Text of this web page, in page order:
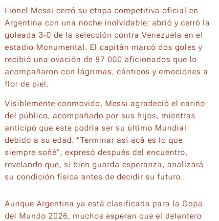
Lionel Messi cerró su etapa competitiva oficial en
Argentina con una noche inolvidable: abrió y cerró la
goleada 3-0 de la selección contra Venezuela en el
estadio Monumental. El capitán marcó dos goles y
recibió una ovación de 87 000 aficionados que lo
acompañaron con lágrimas, cánticos y emociones a
flor de piel.
Visiblemente conmovido, Messi agradeció el cariño
del público, acompañado por sus hijos, mientras
anticipó que este podría ser su último Mundial
debido a su edad. "Terminar así acá es lo que
siempre soñé", expresó después del encuentro,
revelando que, si bien guarda esperanza, analizará
su condición física antes de decidir su futuro.
Aunque Argentina ya está clasificada para la Copa
del Mundo 2026, muchos esperan que el delantero